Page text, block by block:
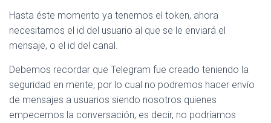
Hasta éste momento ya tenemos el token, ahora
necesitamos el id del usuario al que se le enviará el
mensaje, o el id del canal.
Debemos recordar que Telegram fue creado teniendo la
seguridad en mente, por lo cual no podremos hacer envío
de mensajes a usuarios siendo nosotros quienes
empecemos la conversación, es decir, no podríamos